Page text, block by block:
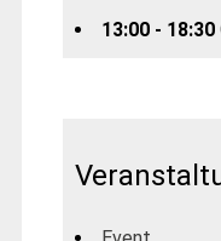
13:00 - 18:30